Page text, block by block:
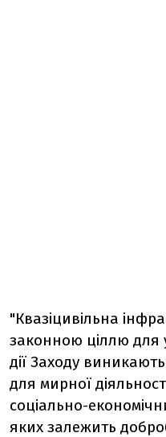
"Квазіцивільна
законною ціллю для
дії Заходу
для мирної
соціально-
яких залежить